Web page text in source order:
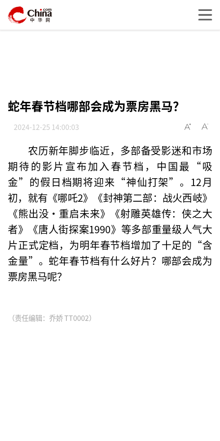
蛇年春节档哪部会成为票房黑马？
2024-12-25 14:00:03
农历新年脚步临近，多部备受影迷和市场
期待的影片宣布加入春节档，中国最“吸
金”的假日档期将迎来“神仙打架”。12月
初，就有《哪吒2》《封神第二部：战火西岐》
《熊出没·重启未来》《射雕英雄传：侠之大
者》《唐人街探案1990》等多部重量级人气大
片正式定档，为明年春节档增加了十足的“含
金量”。蛇年春节档有什么好片？哪部会成为
票房黑马呢？
（责任编辑：乔娇 TT0002）